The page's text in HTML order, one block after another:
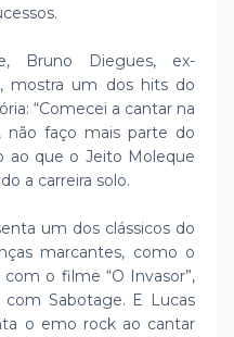
Bruno Diegues, ex-
mostra um dos hits do
“Comecei a cantar na
não faço mais parte do
ao que o Jeito Moleque
a carreira solo.
um dos clássicos do
marcantes, como o
o filme “O Invasor”,
Sabotage. E Lucas
o emo rock ao cantar